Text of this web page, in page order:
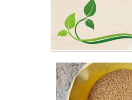
Lista skupów:
Skup Dolnośląskie
Skup Kujawsko-
Skup Lubuskie
Skup Łódzkie
Skup Małopolskie
Skup Mazowieckie